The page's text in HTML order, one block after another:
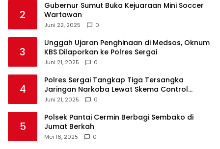
2
Gubernur Sumut Buka Kejuaraan Mini Soccer
Wartawan
Juni 22, 2025 0
3
Unggah Ujaran Penghinaan di Medsos, Oknum
KBS Dilaporkan ke Polres Sergai
Juni 21, 2025 0
4
Polres Sergai Tangkap Tiga Tersangka
Jaringan Narkoba Lewat Skema Control
Delivery
Juni 21, 2025 0
5
Polsek Pantai Cermin Berbagi Sembako di
Jumat Berkah
Mei 16, 2025 0